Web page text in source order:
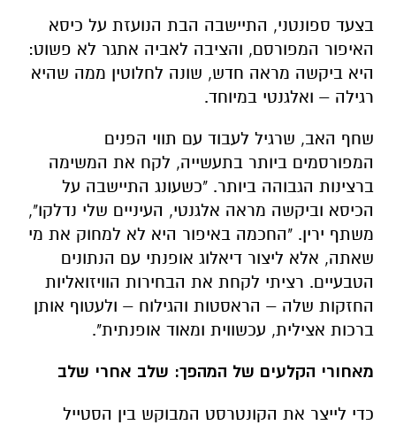
בצעד ספונטני, התיישבה הבת הנועזת על כיסא
האיפור המפורסם, והציבה לאביה אתגר לא פשוט:
היא ביקשה מראה חדש, שונה לחלוטין ממה שהיא
רגילה – ואלגנטי במיוחד.
שחף האב, שרגיל לעבוד עם תווי הפנים
המפורסמים ביותר בתעשייה, לקח את המשימה
ברצינות הגבוהה ביותר. "כשעונג התיישבה על
הכיסא וביקשה מראה אלגנטי, העיניים שלי נדלקו",
משתף ירין. "החכמה באיפור היא לא למחוק את מי
שאתה, אלא ליצור דיאלוג אופנתי עם הנתונים
הטבעיים. רציתי לקחת את הבחירות הוויזואליות
החזקות שלה – הראסטות והגילוח – ולעטוף אותן
ברכות אצילית, עכשווית ומאוד אופנתית".
מאחורי הקלעים של המהפך: שלב אחרי שלב
כדי לייצר את הקונטרסט המבוקש בין הסטייל